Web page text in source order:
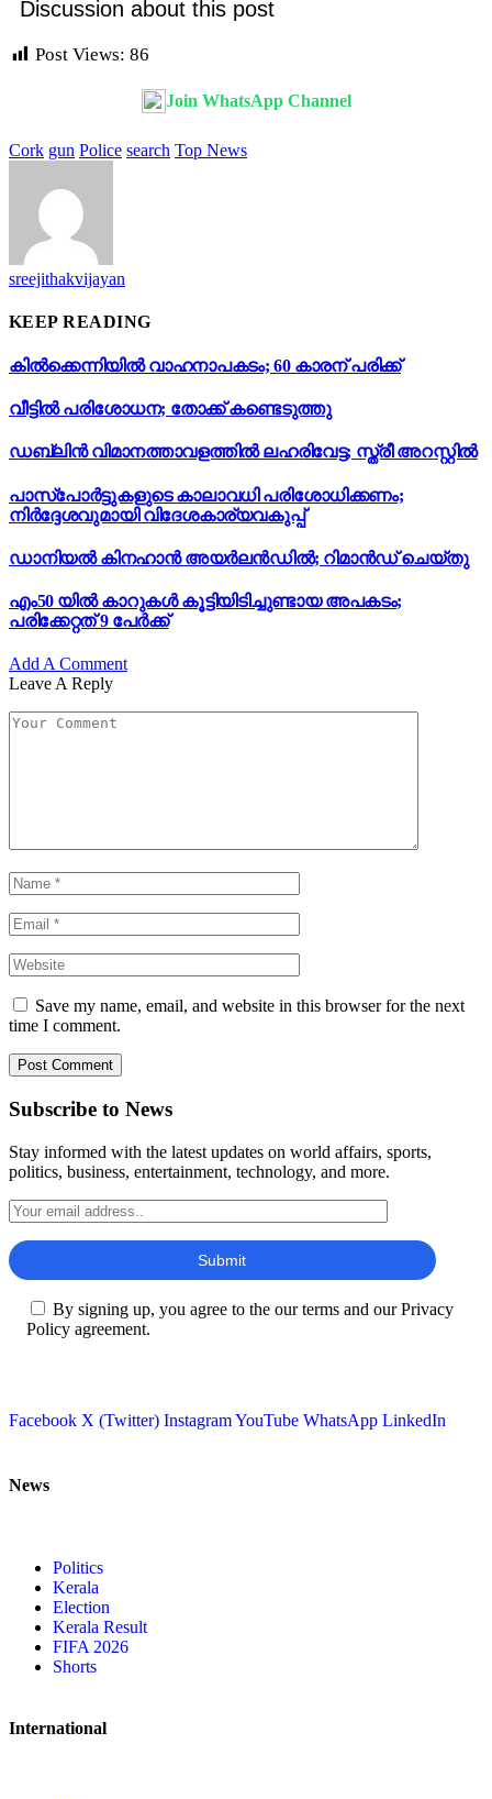
Discussion about this post
Post Views: 86
Join WhatsApp Channel
Cork gun Police search Top News
sreejithakvijayan
KEEP READING
കിൽക്കെന്നിയിൽ വാഹനാപകടം; 60 കാരന് പരിക്ക്
വീട്ടിൽ പരിശോധന; തോക്ക് കണ്ടെടുത്തു
ഡബ്ലിൻ വിമാനത്താവളത്തിൽ ലഹരിവേട്ട; സ്ത്രീ അറസ്റ്റിൽ
പാസ്‌പോർട്ടുകളുടെ കാലാവധി പരിശോധിക്കണം;
നിർദ്ദേശവുമായി വിദേശകാര്യവകുപ്പ്
ഡാനിയൽ കിനഹാൻ അയർലൻഡിൽ; റിമാൻഡ് ചെയ്തു
എം50 യിൽ കാറുകൾ കൂട്ടിയിടിച്ചുണ്ടായ അപകടം;
പരിക്കേറ്റത് 9 പേർക്ക്
Add A Comment
Leave A Reply
Save my name, email, and website in this browser for the next
time I comment.
Subscribe to News
Stay informed with the latest updates on world affairs, sports,
politics, business, entertainment, technology, and more.
By signing up, you agree to the our terms and our Privacy
Policy agreement.
Facebook X (Twitter) InstagramYouTube WhatsApp LinkedIn
News
Politics
Kerala
Election
Kerala Result
FIFA 2026
Shorts
International